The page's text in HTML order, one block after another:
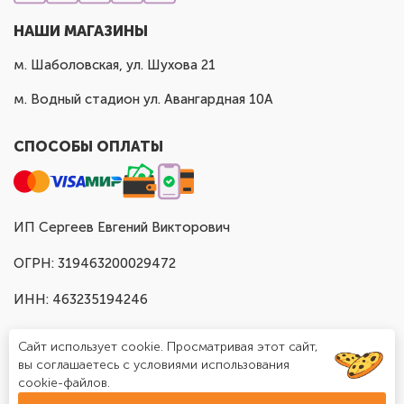
НАШИ МАГАЗИНЫ
м. Шаболовская, ул. Шухова 21
м. Водный стадион ул. Авангардная 10А
СПОСОБЫ ОПЛАТЫ
ИП Сергеев Евгений Викторович
ОГРН: 319463200029472
ИНН: 463235194246
Сайт использует cookie. Просматривая этот сайт,
вы соглашаетесь с условиями использования
cookie-файлов.